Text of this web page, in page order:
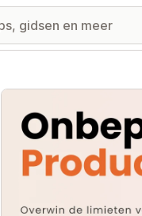
Galerij met uitgelichte